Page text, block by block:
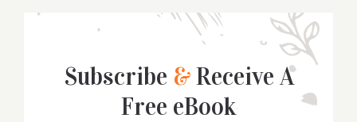
Subscribe &Receive A
Free eBook